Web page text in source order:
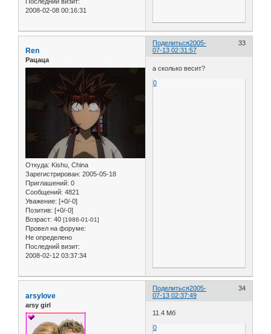
Последний визит:
2008-02-08 00:16:31
Поделиться 33
2005-
07-13 02:31:57
Ren
Рацаца
Откуда: Kishu, China
Зарегистрирован: 2005-05-18
Приглашений: 0
Сообщений: 4821
Уважение: [+0/-0]
Позитив: [+0/-0]
Возраст: 40 [1986-01-01]
Провел на форуме:
Не определено
Последний визит:
2008-02-12 03:37:34
а сколько весит?
0
Поделиться 34
2005-
07-13 02:37:49
arsylove
arsy girl
11.4 Мб
0